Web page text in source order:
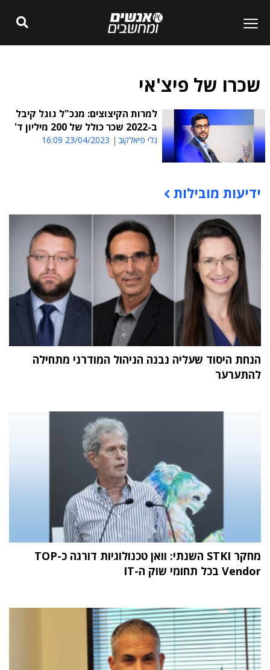
שכרו של פיצ'אי
למרות הקיצוצים: מנכ"ל גוגל קיבל
ב-2022 שכר כולל של 200 מיליון ד'
גלי פיאלקוב 23/04/2023 16:09
תוכן פרסומי
ידיעות מובילות
הנחת היסוד שעליה נבנה הניהול המודרני מתחילה
להתערער
מחקר STKI השנתי: וואן טכנולוגיות דורגה כ-TOP
Vendor בכל תחומי שוק ה-IT